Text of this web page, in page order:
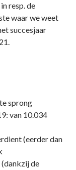
resp. de
waar we weet
succesjaar
sprong
van 10.034
(eerder dan
de